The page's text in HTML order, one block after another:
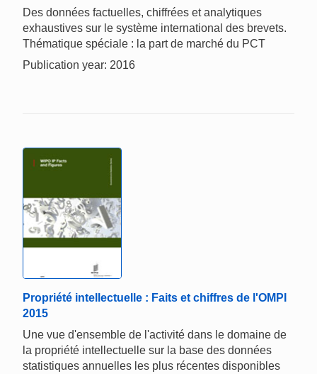
Des données factuelles, chiffrées et analytiques
exhaustives sur le système international des brevets.
Thématique spéciale : la part de marché du PCT
Publication year: 2016
Propriété intellectuelle : Faits et chiffres de l'OMPI
2015
Une vue d'ensemble de l'activité dans le domaine de
la propriété intellectuelle sur la base des données
statistiques annuelles les plus récentes disponibles